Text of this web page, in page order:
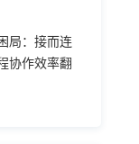
局：接而连
协作效率翻